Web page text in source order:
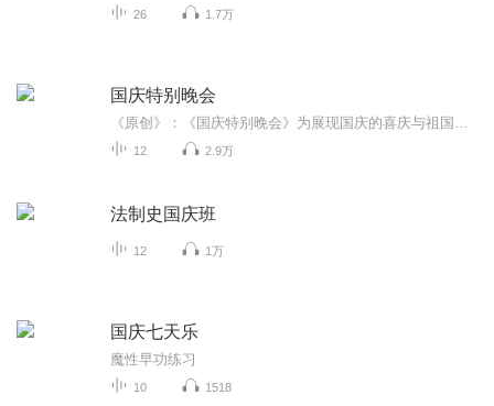
26 1.7万
国庆特别晚会
12 2.9万
法制史国庆班
12 1万
国庆七天乐
魔性早功练习
10 1518